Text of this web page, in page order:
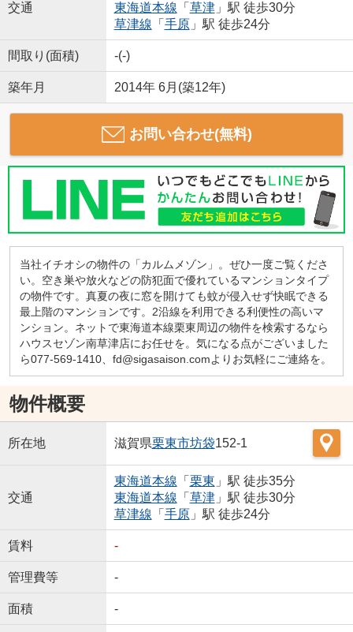
交通
東海道本線 「 草津」駅 徒歩30分
草津線 「 手原」駅 徒歩24分
間取り(面積) -(-)
築年月 2014年 6月(築12年)
お問い合わせ(無料)
当社イチオシの物件の「カルムメゾン」。ぜひ一度ご覧くださ
い。空き巣や放火などの防犯面で優れているマンションタイプ
の物件です。真夏の夜に窓を開けても蚊が侵入せず快眠できる
最上階のマンションです。2沿線を利用できる利便性の高いマ
ンション。ネットで東海道本線栗東周辺の物件を検索するなら
ハウスセゾン南草津店にお任せを。気になる点がございました
ら077-569-1410、fd@sigasaison.comよりお気軽にご連絡を。
物件概要
所在地 滋賀県栗東市坊袋152-1
交通
東海道本線 「 栗東 」駅 徒歩35分
東海道本線 「 草津」駅 徒歩30分
草津線 「 手原」駅 徒歩24分
賃料 -
管理費等 -
面積 -